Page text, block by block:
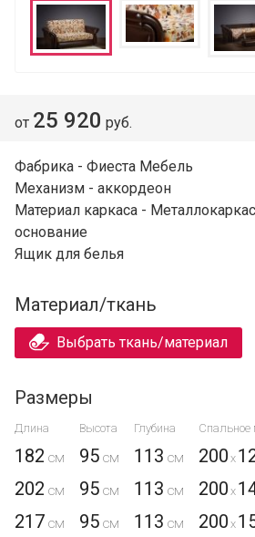
от 25 920 руб.
Фабрика - Фиеста Мебель
Механизм - аккордеон
Материал каркаса -
основание
Ящик для белья
Материал/ткань
Выбрать ткань/материал
Размеры
Длина Высота Глубина Спальное
182 95 113 200 x
202
95 113 200 x
217
95 113 200 x